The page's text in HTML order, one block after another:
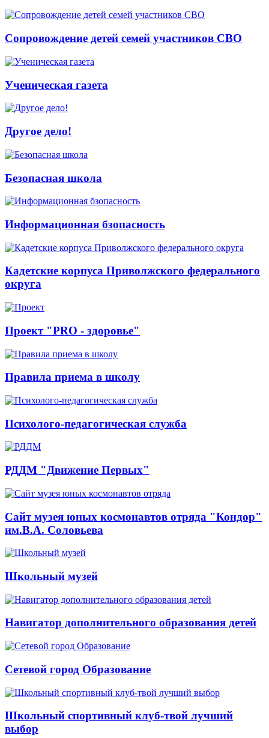
Сопровождение детей семей участников СВО
Ученическая газета
Другое дело!
Безопасная школа
Информационная бзопасность
Кадетские корпуса Приволжского федерального
округа
Проект "PRO - здоровье"
Правила приема в школу
Психолого-педагогическая служба
РДДМ "Движение Первых"
Сайт музея юных космонавтов отряда "Кондор"
им.В.А. Соловьева
Школьный музей
Навигатор дополнительного образования детей
Сетевой город Образование
Школьный спортивный клуб-твой лучший
выбор